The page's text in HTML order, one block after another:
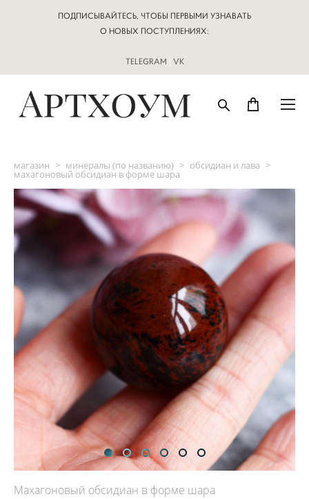
ПОДПИСЫВАЙТЕСЬ, ЧТОБЫ ПЕРВЫМИ УЗНАВАТЬ
О НОВЫХ ПОСТУПЛЕНИЯХ:
TELEGRAM | VK
магазин > минералы (по названию) > обсидиан и лава >
махагоновый обсидиан в форме шара
Махагоновый обсидиан в форме шара